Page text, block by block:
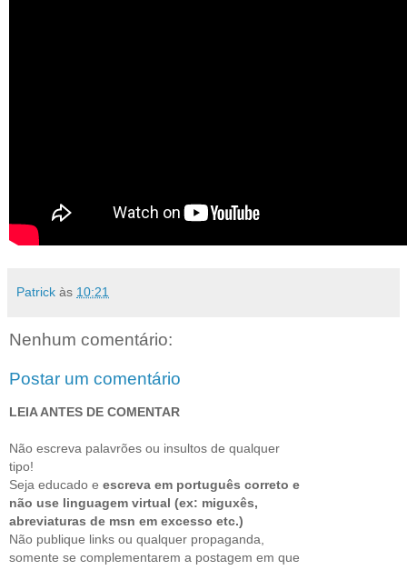
Patrick às 10:21
Nenhum comentário:
Postar um comentário
LEIA ANTES DE COMENTAR
Não escreva palavrões ou insultos de qualquer
tipo!
Seja educado e escreva em português correto e
não use linguagem virtual (ex: miguxês,
abreviaturas de msn em excesso etc.)
Não publique links ou qualquer propaganda,
somente se complementarem a postagem em que